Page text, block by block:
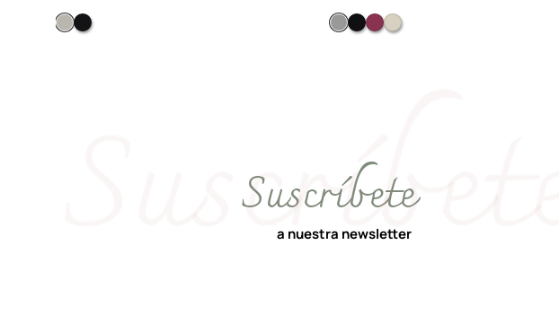
BeigeNegro Patas negras y pantalla gris
Patas negras y pantalla negra
Patas marsala y pantalla
Patas beige y pantalla
Suscríbete
a nuestra newsletter